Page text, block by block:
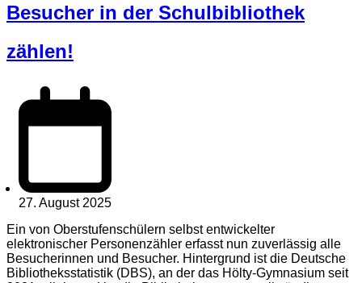
Besucher in der Schulbibliothek
zählen!
27. August 2025
Ein von Oberstufenschülern selbst entwickelter
elektronischer Personenzähler erfasst nun zuverlässig alle
Besucherinnen und Besucher. Hintergrund ist die Deutsche
Bibliotheksstatistik (DBS), an der das Hölty-Gymnasium seit